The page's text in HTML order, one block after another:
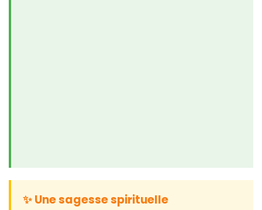
✨ Une sagesse spirituelle